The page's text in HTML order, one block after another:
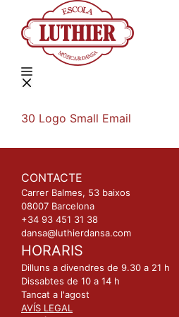
contingut
30 Logo Small Email
CONTACTE
Carrer Balmes, 53 baixos
08007 Barcelona
+34 93 451 31 38
dansa@luthierdansa.com
HORARIS
Dilluns a divendres de 9.30 a 21 h
Dissabtes de 10 a 14 h
Tancat a l'agost
AVÍS LEGAL